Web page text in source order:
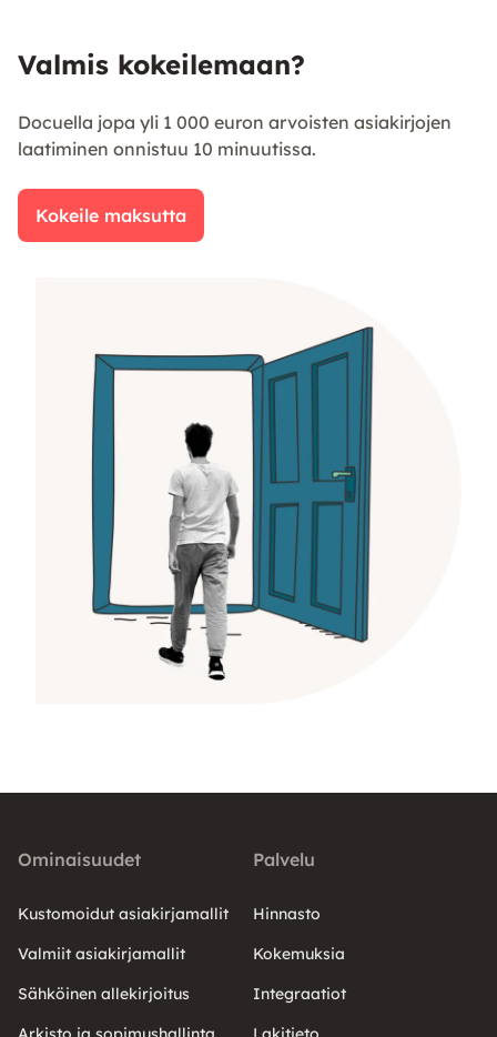
Valmis kokeilemaan?
Docuella jopa yli 1 000 euron arvoisten asiakirjojen
laatiminen onnistuu 10 minuutissa.
Kokeile maksutta
Ominaisuudet
Kustomoidut asiakirjamallit
Valmiit asiakirjamallit
Sähköinen allekirjoitus
Palvelu
Hinnasto
Kokemuksia
Integraatiot